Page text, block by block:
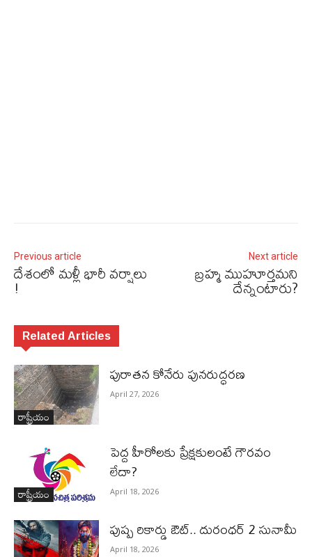
Previous article
దేశంలో మళ్లీ భారీ వర్షాలు
!
Next article
బ్రహ్మ ముహూర్తమని
దేన్నంటారు?
Related Articles
రాష్ట్రీయం
పురాత‌న కోనేరు పున‌రుద్ధ‌ర‌ణ
April 27, 2026
రాష్ట్రీయం
పెద్ద హీరోల‌కు ప్రేక్ష‌కులంటే గౌర‌వం
లేదా?
April 18, 2026
పుష్ప రికార్డు ఔట్‌.. దురంధ‌ర్ 2 సునామీ
April 18, 2026